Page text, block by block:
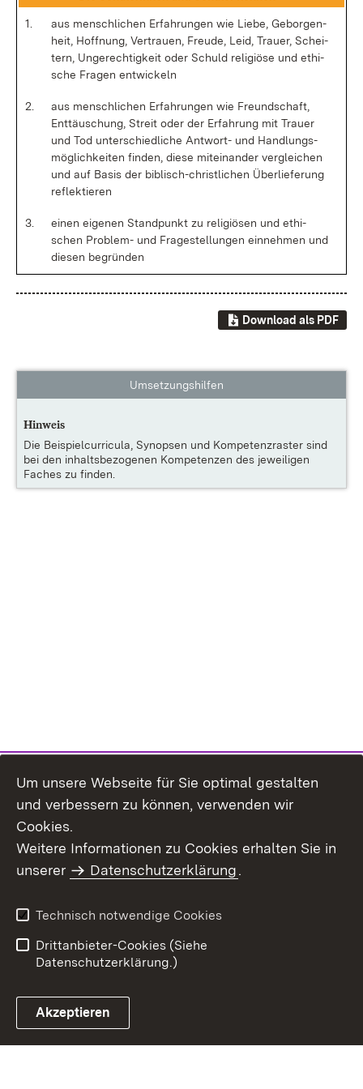
1.
aus men­sch­li­chen Er­fah­run­gen wie Lie­be, Ge­bor­gen­
heit, Hoff­nung, Ver­trau­en, Freu­de, Leid, Trau­er, Schei­
tern, Un­ge­rech­tig­keit oder Schuld re­li­giö­se und ethi­
sche Fra­gen ent­wi­ckeln
2.
aus men­sch­li­chen Er­fah­run­gen wie Freund­schaft,
Ent­täu­schung, Streit oder der Er­fah­rung mit Trau­er
und Tod un­ter­schied­li­che Ant­wort- und Hand­lungs­
mög­lich­kei­ten fin­den, die­se mit­ein­an­der ver­glei­chen
und auf Ba­sis der bi­blisch-christ­li­chen Über­lie­fe­rung
re­flek­tie­ren
3.
ei­nen ei­ge­nen Stand­punkt zu re­li­giö­sen und ethi­
schen Pro­blem- und Fra­ge­stel­lun­gen ein­neh­men und
die­sen be­grün­den
Download als PDF
Umsetzungshilfen
Hinweis
Die Beispielcurricula, Synopsen und Kompetenzraster sind
bei den inhaltsbezogenen Kompetenzen des jeweiligen
Faches zu finden.
Um unsere Webseite für Sie optimal gestalten
und verbessern zu können, verwenden wir
Cookies.
Weitere Informationen zu Cookies erhalten Sie in
unserer
Datenschutzerklärung.
Technisch notwendige Cookies
Drittanbieter-Cookies (Siehe
Datenschutzerklärung.)
Akzeptieren